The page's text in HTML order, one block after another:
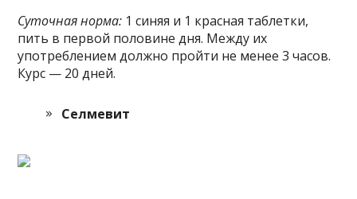
Суточная норма: 1 синяя и 1 красная таблетки,
пить в первой половине дня. Между их
употреблением должно пройти не менее 3 часов.
Курс — 20 дней.
Селмевит